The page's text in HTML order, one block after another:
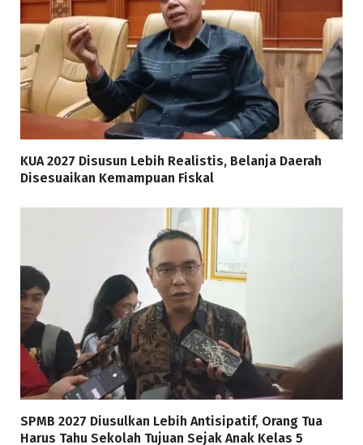
KUA 2027 Disusun Lebih Realistis, Belanja Daerah
Disesuaikan Kemampuan Fiskal
SPMB 2027 Diusulkan Lebih Antisipatif, Orang Tua
Harus Tahu Sekolah Tujuan Sejak Anak Kelas 5